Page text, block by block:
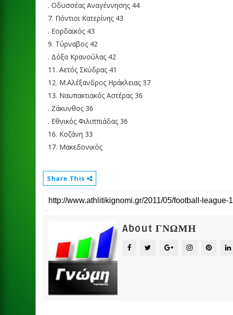
. Οδυσσέας Αναγέννησης 44
7. Πόντιοι Κατερίνης 43
. Εορδαϊκός 43
9. Τύρναβος 42
. Δόξα Κρανούλας 42
11. Αετός Σκύδρας 41
12. Μ.Αλέξανδρος Ηράκλειας 37
13. Ναυπακτιακός Αστέρας 36
. Ζάκυνθος 36
. Εθνικός Φιλιππιάδας 36
16. Κοζάνη 33
17. Μακεδονικός
Share This
About ΓΝΩΜΗ